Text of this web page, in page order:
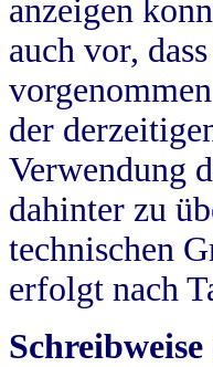
anzeigen
auch vor,
der
Verwendung
dahinter zu
technischen
erfolgt nach